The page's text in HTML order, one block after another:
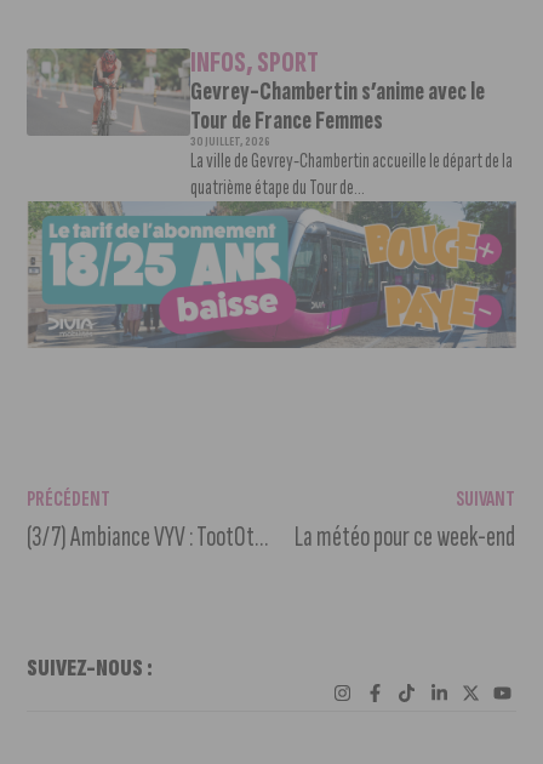
INFOS,SPORT
Gevrey-Chambertin s’anime avec le
Tour de France Femmes
30 JUILLET, 2026
La ville de Gevrey-Chambertin accueille le départ de la
quatrième étape du Tour de...
PRÉCÉDENT
(3/7) Ambiance VYV : TootOtoor, l’application éco-solidaire
SUIVANT
La météo pour ce week-end
SUIVEZ-NOUS :